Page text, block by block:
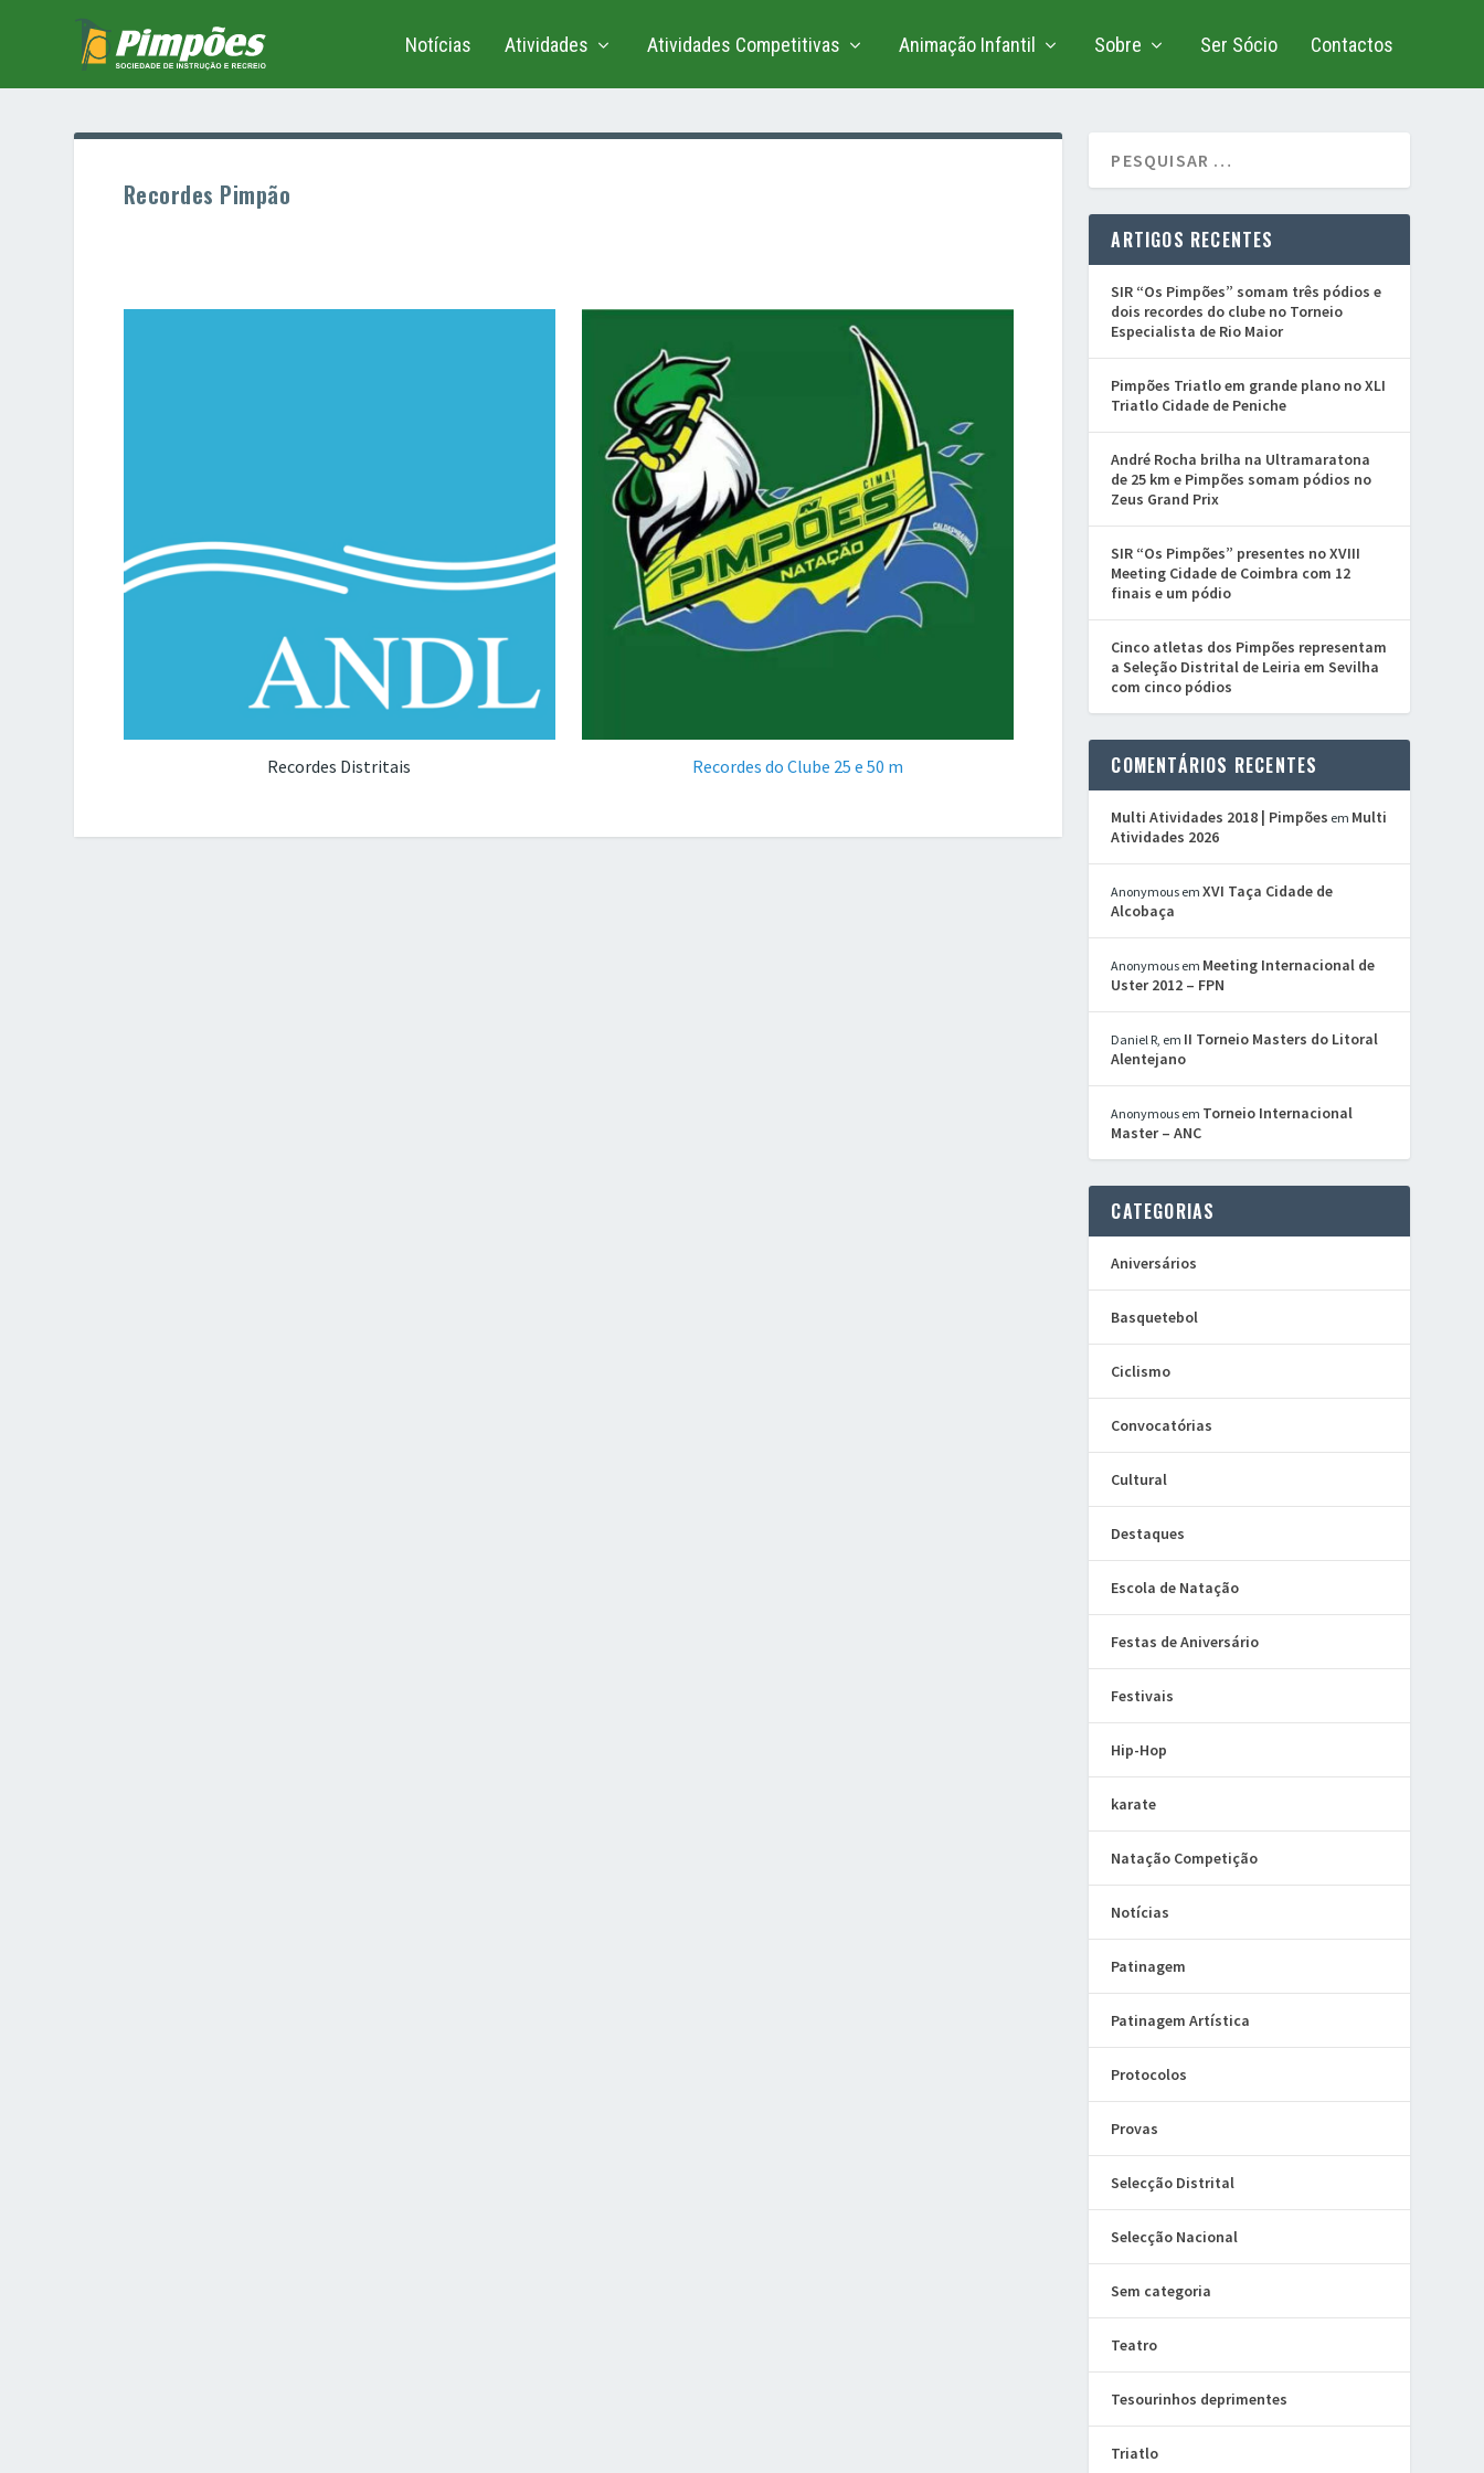
Notícias Atividades Atividades Competitivas Animação Infantil Sobre Ser Sócio Contactos
Recordes Pimpão
Recordes Distritais Recordes do Clube 25 e 50 m
ARTIGOS RECENTES
SIR “Os Pimpões” somam três pódios e
dois recordes do clube no Torneio
Especialista de Rio Maior
Pimpões Triatlo em grande plano no XLI
Triatlo Cidade de Peniche
André Rocha brilha na Ultramaratona
de 25 km e Pimpões somam pódios no
Zeus Grand Prix
SIR “Os Pimpões” presentes no XVIII
Meeting Cidade de Coimbra com 12
finais e um pódio
Cinco atletas dos Pimpões representam
a Seleção Distrital de Leiria em Sevilha
com cinco pódios
COMENTÁRIOS RECENTES
Multi Atividades 2018 | Pimpões em Multi
Atividades 2026
Anonymous emXVI Taça Cidade de
Alcobaça
Anonymous em Meeting Internacional de
Uster 2012 – FPN
Daniel R, em II Torneio Masters do Litoral
Alentejano
Anonymous em Torneio Internacional
Master – ANC
CATEGORIAS
Aniversários
Basquetebol
Ciclismo
Convocatórias
Cultural
Destaques
Escola de Natação
Festas de Aniversário
Festivais
Hip-Hop
karate
Natação Competição
Notícias
Patinagem
Patinagem Artística
Protocolos
Provas
Selecção Distrital
Selecção Nacional
Sem categoria
Teatro
Tesourinhos deprimentes
Triatlo